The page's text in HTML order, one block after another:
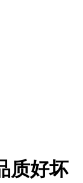
质好坏